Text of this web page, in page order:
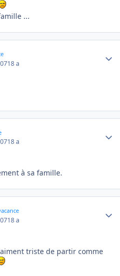
...
18 a
18 a
à sa famille.
18 a
triste de partir comme